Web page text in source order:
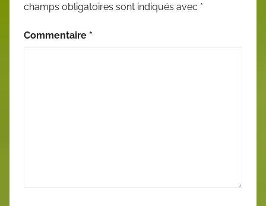
champs obligatoires sont indiqués avec *
Commentaire *